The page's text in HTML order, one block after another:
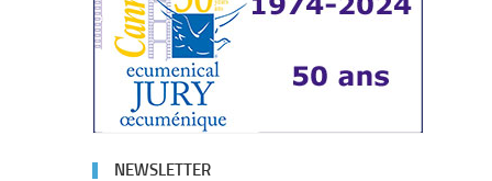
NEWSLETTER